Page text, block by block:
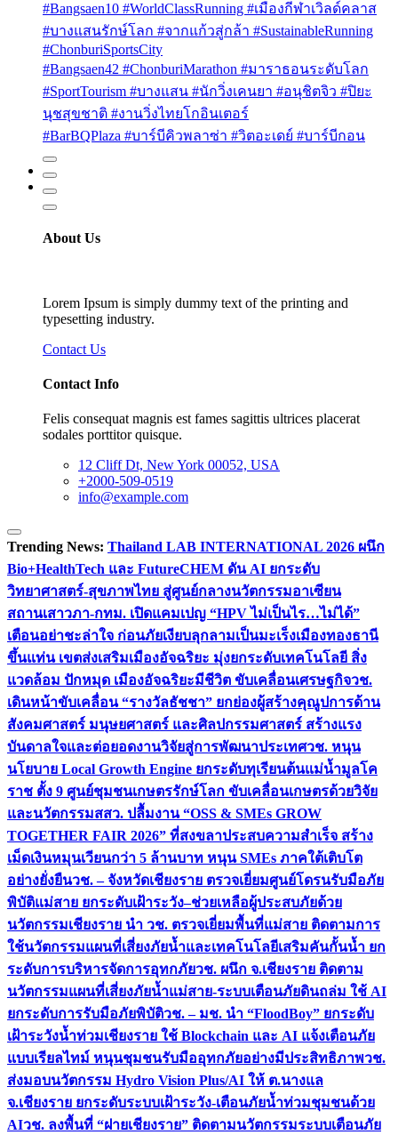
#Bangsaen10 #WorldClassRunning #เมืองกีฬาเวิลด์คลาส
#บางแสนรักษ์โลก #จากแก้วสู่กล้า #SustainableRunning
#ChonburiSportsCity
#Bangsaen42 #ChonburiMarathon #มาราธอนระดับโลก
#SportTourism #บางแสน #นักวิ่งเคนยา #อนุชิตจิว #ปิยะ
นุชสุขชาติ #งานวิ่งไทยโกอินเตอร์
#BarBQPlaza #บาร์บีคิวพลาซ่า #วิตอะเดย์ #บาร์บีกอน
About Us
Lorem Ipsum is simply dummy text of the printing and
typesetting industry.
Contact Us
Contact Info
Felis consequat magnis est fames sagittis ultrices placerat
sodales porttitor quisque.
12 Cliff Dt, New York 00052, USA
+2000-509-0519
info@example.com
Trending News: Thailand LAB INTERNATIONAL 2026 ผนึก
Bio+HealthTech และ FutureCHEM ดัน AI ยกระดับ
วิทยาศาสตร์-สุขภาพไทย สู่ศูนย์กลางนวัตกรรมอาเซียน
สถานเสาวภา-กทม. เปิดแคมเปญ “HPV ไม่เป็นไร…ไม่ได้”
เตือนอย่าชะล่าใจ ก่อนภัยเงียบลุกลามเป็นมะเร็งเมืองทองธานี
ขึ้นแท่น เขตส่งเสริมเมืองอัจฉริยะ มุ่งยกระดับเทคโนโลยี สิ่ง
แวดล้อม ปักหมุด เมืองอัจฉริยะมีชีวิต ขับเคลื่อนเศรษฐกิจวช.
เดินหน้าขับเคลื่อน “รางวัลธัชชา” ยกย่องผู้สร้างคุณูปการด้าน
สังคมศาสตร์ มนุษยศาสตร์ และศิลปกรรมศาสตร์ สร้างแรง
บันดาลใจและต่อยอดงานวิจัยสู่การพัฒนาประเทศวช. หนุน
นโยบาย Local Growth Engine ยกระดับทุเรียนต้นแม่น้ำมูลโค
ราช ตั้ง 9 ศูนย์ชุมชนเกษตรรักษ์โลก ขับเคลื่อนเกษตรด้วยวิจัย
และนวัตกรรมสสว. ปลื้มงาน “OSS & SMEs GROW
TOGETHER FAIR 2026” ที่สงขลาประสบความสำเร็จ สร้าง
เม็ดเงินหมุนเวียนกว่า 5 ล้านบาท หนุน SMEs ภาคใต้เติบโต
อย่างยั่งยืนวช. – จังหวัดเชียงราย ตรวจเยี่ยมศูนย์โดรนรับมือภัย
พิบัติแม่สาย ยกระดับเฝ้าระวัง–ช่วยเหลือผู้ประสบภัยด้วย
นวัตกรรมเชียงราย นำ วช. ตรวจเยี่ยมพื้นที่แม่สาย ติดตามการ
ใช้นวัตกรรมแผนที่เสี่ยงภัยน้ำและเทคโนโลยีเสริมคันกั้นน้ำ ยก
ระดับการบริหารจัดการอุทกภัยวช. ผนึก จ.เชียงราย ติดตาม
นวัตกรรมแผนที่เสี่ยงภัยน้ำแม่สาย-ระบบเตือนภัยดินถล่ม ใช้ AI
ยกระดับการรับมือภัยพิบัติวช. – มช. นำ “FloodBoy” ยกระดับ
เฝ้าระวังน้ำท่วมเชียงราย ใช้ Blockchain และ AI แจ้งเตือนภัย
แบบเรียลไทม์ หนุนชุมชนรับมืออุทกภัยอย่างมีประสิทธิภาพวช.
ส่งมอบนวัตกรรม Hydro Vision Plus/AI ให้ ต.นางแล
จ.เชียงราย ยกระดับระบบเฝ้าระวัง-เตือนภัยน้ำท่วมชุมชนด้วย
AIวช. ลงพื้นที่ “ฝายเชียงราย” ติดตามนวัตกรรมระบบเตือนภัย